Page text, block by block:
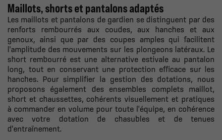
Maillots, shorts et pantalons adaptés
Les maillots et pantalons de gardien se distinguent par des
renforts rembourrés aux coudes, aux hanches et aux
genoux, ainsi que par des coupes amples qui facilitent
l'amplitude des mouvements sur les plongeons latéraux. Le
short rembourré est une alternative estivale au pantalon
long, tout en conservant une protection efficace sur les
hanches. Pour simplifier la gestion des dotations, nous
proposons également des ensembles complets maillot,
short et chaussettes, cohérents visuellement et pratiques
à commander en volume pour toute l'équipe, en cohérence
avec votre dotation de chasubles et de tenues
d'entraînement.